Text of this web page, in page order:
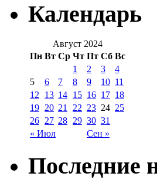
Календарь
Август 2024
Пн Вт Ср Чт Пт Сб Вс
« Июл Сен »
1 2 3
4
5
6 7 8 9 10 11
12
13 14 15 16 17 18
19 20 21 22 23 24 25
26 27 28 29 30 31
Последние